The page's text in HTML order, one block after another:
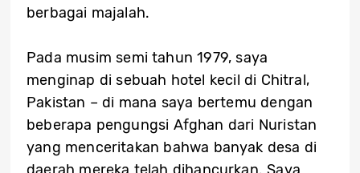
berbagai majalah.
Pada musim semi tahun 1979, saya
menginap di sebuah hotel kecil di Chitral,
Pakistan – di mana saya bertemu dengan
beberapa pengungsi Afghan dari Nuristan
yang menceritakan bahwa banyak desa di